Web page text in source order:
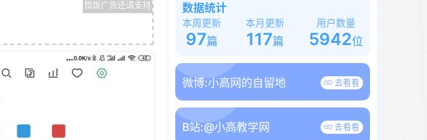
数据统计
本周更新
97篇
本月更新
117篇
用户数量
5942位
微博:小高网的自留地 去看看
B站:@小高教学网 去看看